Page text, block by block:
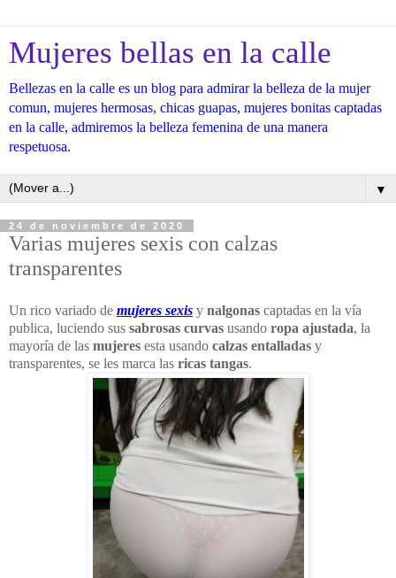
Mujeres bellas en la calle
Bellezas en la calle es un blog para admirar la belleza de la mujer
comun, mujeres hermosas, chicas guapas, mujeres bonitas captadas
en la calle, admiremos la belleza femenina de una manera
respetuosa.
▼
24 de noviembre de 2020
Varias mujeres sexis con calzas
transparentes
Un rico variado de mujeres sexis y nalgonas captadas en la vía
publica, luciendo sus sabrosas curvas usando ropa ajustada, la
mayoría de las mujeres esta usando calzas entalladas y
transparentes, se les marca las ricas tangas.